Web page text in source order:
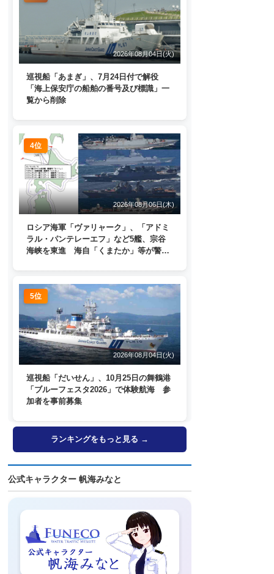
2026年08月04日(火)
巡視船「あまぎ」、7月24日付で解役
「海上保安庁の船舶の番号及び標識」一
覧から削除
4位
2026年08月06日(木)
ロシア海軍「ヴァリャーク」、「アドミ
ラル・パンテレーエフ」など5艦、宗谷
海峡を東進 海自「くまたか」等が警戒
5位
2026年08月04日(火)
巡視船「だいせん」、10月25日の舞鶴港
「ブルーフェスタ2026」で体験航海 参
加者を事前募集
ランキングをもっと見る →
公式キャラクター 帆海みなと